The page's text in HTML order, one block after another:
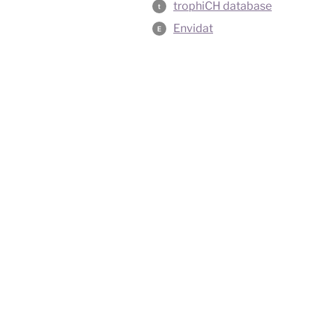
t trophiCH database
E Envidat